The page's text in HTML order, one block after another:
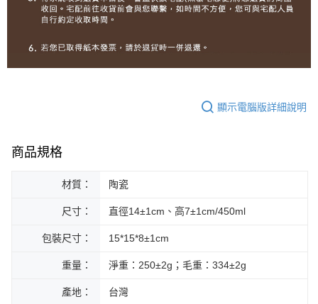
顯示電腦版詳細說明
商品規格
材質： 陶瓷
尺寸： 直徑14±1cm、高7±1cm/450ml
包裝尺寸： 15*15*8±1cm
重量： 淨重：250±2g；毛重：334±2g
產地： 台灣